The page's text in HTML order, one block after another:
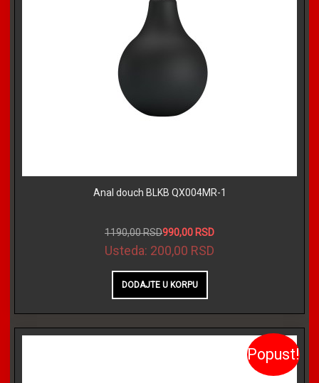
Anal douch BLKB QX004MR-1
1190,00 RSD990,00 RSD
Usteda: 200,00 RSD
Popust!